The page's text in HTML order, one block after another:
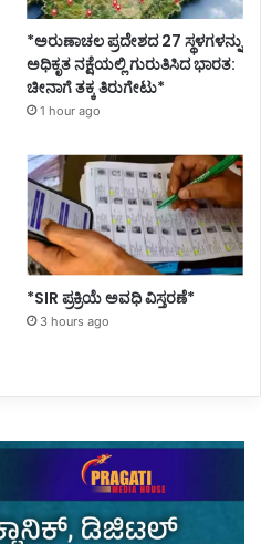
*ಅರುಣಾಚಲ ಪ್ರದೇಶದ 27 ಸ್ಥಳಗಳನ್ನು
ಅಧಿಕೃತ ನಕ್ಷೆಯಲ್ಲಿ ಗುರುತಿಸಿದ ಭಾರತ:
ಚೀನಾಗೆ ತಕ್ಕ ತಿರುಗೇಟು*
1 hour ago
*SIR ಪ್ರಕ್ರಿಯೆ ಅವಧಿ ವಿಸ್ತರಣೆ*
3 hours ago